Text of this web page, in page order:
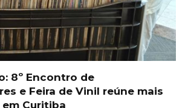
8º Encontro de
e Feira de Vinil reúne mais
em Curitiba